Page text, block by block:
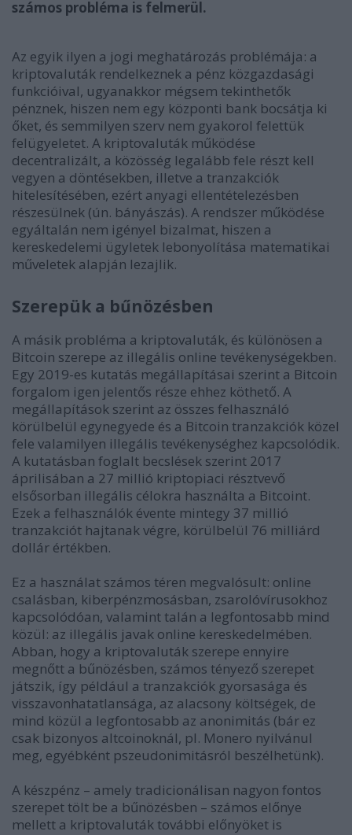
számos probléma is felmerül.
Az egyik ilyen a jogi meghatározás problémája: a
kriptovaluták rendelkeznek a pénz közgazdasági
funkcióival, ugyanakkor mégsem tekinthetők
pénznek, hiszen nem egy központi bank bocsátja ki
őket, és semmilyen szerv nem gyakorol felettük
felügyeletet. A kriptovaluták működése
decentralizált, a közösség legalább fele részt kell
vegyen a döntésekben, illetve a tranzakciók
hitelesítésében, ezért anyagi ellentételezésben
részesülnek (ún. bányászás). A rendszer működése
egyáltalán nem igényel bizalmat, hiszen a
kereskedelemi ügyletek lebonyolítása matematikai
műveletek alapján lezajlik.
Szerepük a bűnözésben
A másik probléma a kriptovaluták, és különösen a
Bitcoin szerepe az illegális online tevékenységekben.
Egy 2019-es kutatás megállapításai szerint a Bitcoin
forgalom igen jelentős része ehhez köthető. A
megállapítások szerint az összes felhasználó
körülbelül egynegyede és a Bitcoin tranzakciók közel
fele valamilyen illegális tevékenységhez kapcsolódik.
A kutatásban foglalt becslések szerint 2017
áprilisában a 27 millió kriptopiaci résztvevő
elsősorban illegális célokra használta a Bitcoint.
Ezek a felhasználók évente mintegy 37 millió
tranzakciót hajtanak végre, körülbelül 76 milliárd
dollár értékben.
Ez a használat számos téren megvalósult: online
csalásban, kiberpénzmosásban, zsarolóvírusokhoz
kapcsolódóan, valamint talán a legfontosabb mind
közül: az illegális javak online kereskedelmében.
Abban, hogy a kriptovaluták szerepe ennyire
megnőtt a bűnözésben, számos tényező szerepet
játszik, így például a tranzakciók gyorsasága és
visszavonhatatlansága, az alacsony költségek, de
mind közül a legfontosabb az anonimitás (bár ez
csak bizonyos altcoinoknál, pl. Monero nyilvánul
meg, egyébként pszeudonimitásról beszélhetünk).
A készpénz – amely tradicionálisan nagyon fontos
szerepet tölt be a bűnözésben – számos előnye
mellett a kriptovaluták további előnyöket is